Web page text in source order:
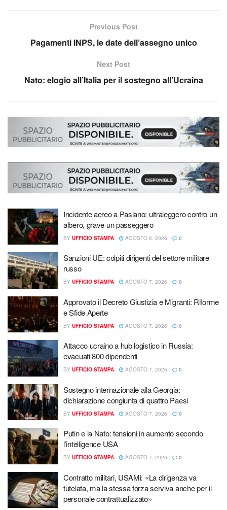
Previous Post
Pagamenti INPS, le date dell’assegno unico
Next Post
Nato: elogio all’Italia per il sostegno all’Ucraina
Incidente aereo a Pasiano: ultraleggero contro un
albero, grave un passeggero
BY UFFICIO STAMPA AGOSTO 8, 2026 0
Sanzioni UE: colpiti dirigenti del settore militare
russo
BY UFFICIO STAMPA AGOSTO 7, 2026 0
Approvato il Decreto Giustizia e Migranti: Riforme
e Sfide Aperte
BY UFFICIO STAMPA AGOSTO 7, 2026 0
Attacco ucraino a hub logistico in Russia:
evacuati 800 dipendenti
BY UFFICIO STAMPA AGOSTO 7, 2026 0
Sostegno internazionale alla Georgia:
dichiarazione congiunta di quattro Paesi
BY UFFICIO STAMPA AGOSTO 7, 2026 0
Putin e la Nato: tensioni in aumento secondo
l’intelligence USA
BY UFFICIO STAMPA AGOSTO 7, 2026 0
Contratto militari, USAMi: «La dirigenza va
tutelata, ma la stessa forza serviva anche per il
personale contrattualizzato»